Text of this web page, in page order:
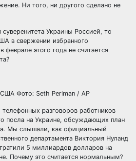
Ни того, ни другого сделано не
суверенитета Украины Россией, то
в свержении избранного
феврале этого года не считается
США Фото: Seth Perlman / AP
разговоров работников
посла на Украине, обсуждающих план
Мы слышали, как официальный
департамента Виктория Нуланд
5 миллиардов долларов на
Почему это считается нормальным?